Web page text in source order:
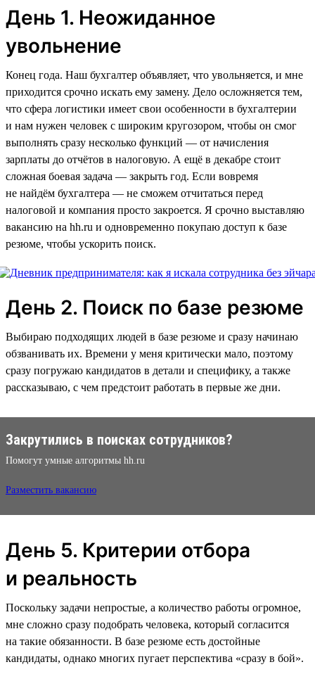
День 1. Неожиданное
увольнение
Конец года. Наш бухгалтер объявляет, что увольняется, и мне
приходится срочно искать ему замену. Дело осложняется тем,
что сфера логистики имеет свои особенности в бухгалтерии
и нам нужен человек с широким кругозором, чтобы он смог
выполнять сразу несколько функций — от начисления
зарплаты до отчётов в налоговую. А ещё в декабре стоит
сложная боевая задача — закрыть год. Если вовремя
не найдём бухгалтера — не сможем отчитаться перед
налоговой и компания просто закроется. Я срочно выставляю
вакансию на hh.ru и одновременно покупаю доступ к базе
резюме, чтобы ускорить поиск.
День 2. Поиск по базе резюме
Выбираю подходящих людей в базе резюме и сразу начинаю
обзванивать их. Времени у меня критически мало, поэтому
сразу погружаю кандидатов в детали и специфику, а также
рассказываю, с чем предстоит работать в первые же дни.
Закрутились в поисках сотрудников?
Помогут умные алгоритмы hh.ru
Разместить вакансию
День 5. Критерии отбора
и реальность
Поскольку задачи непростые, а количество работы огромное,
мне сложно сразу подобрать человека, который согласится
на такие обязанности. В базе резюме есть достойные
кандидаты, однако многих пугает перспектива «‎сразу в бой‎».